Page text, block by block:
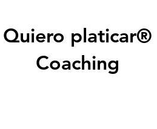
Quiero platicar®
Coaching